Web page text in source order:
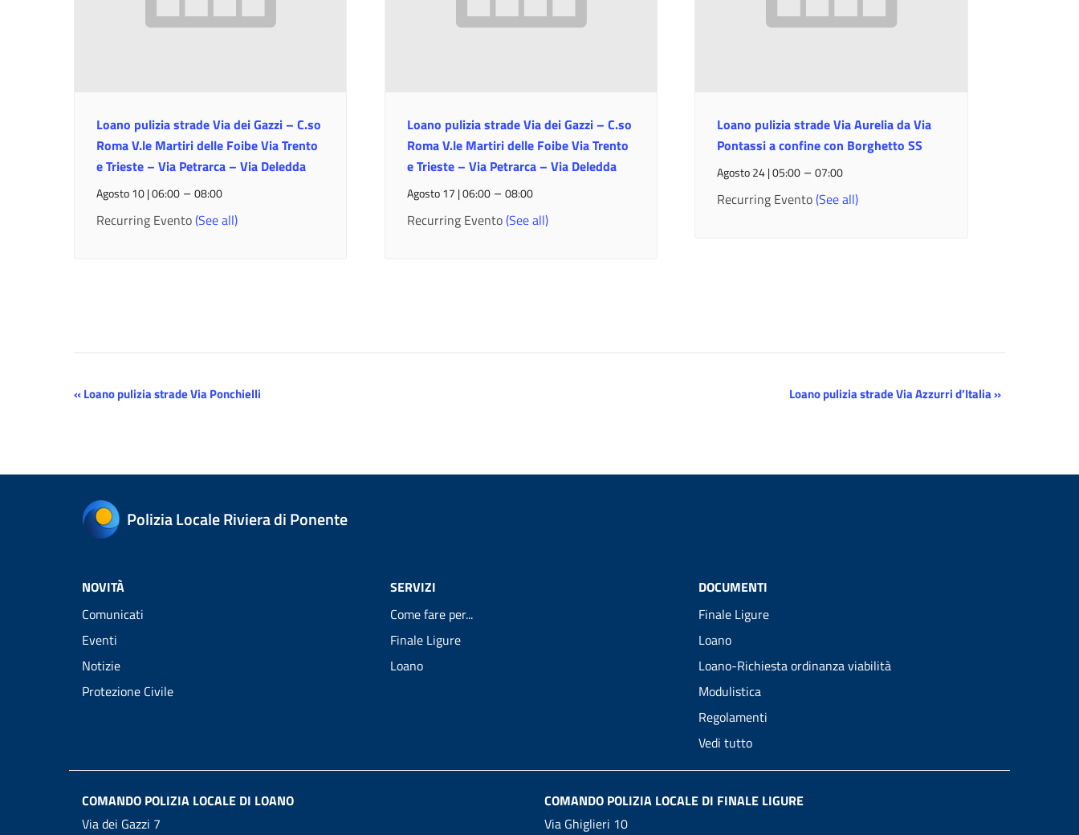
Loano pulizia strade Via dei Gazzi – C.so
Roma V.le Martiri delle Foibe Via Trento
e Trieste – Via Petrarca – Via Deledda
Agosto 10 | 06:00 –08:00
Recurring Evento(See all)
Loano pulizia strade Via dei Gazzi – C.so
Roma V.le Martiri delle Foibe Via Trento
e Trieste – Via Petrarca – Via Deledda
Agosto 17 | 06:00– 08:00
Recurring Evento(See all)
Loano pulizia strade Via Aurelia da Via
Pontassi a confine con Borghetto SS
Agosto 24 | 05:00 –07:00
Recurring Evento(See all)
Evento
«Loano pulizia strade Via Ponchielli Loano pulizia strade Via Azzurri d’Italia»
Polizia Locale Riviera di Ponente
NOVITÀ
Comunicati
Eventi
Notizie
Protezione Civile
SERVIZI
Come fare per...
Finale Ligure
Loano
DOCUMENTI
Finale Ligure
Loano
Loano-Richiesta ordinanza viabilità
Modulistica
Regolamenti
Vedi tutto
COMANDO POLIZIA LOCALE DI LOANO
Via dei Gazzi 7
COMANDO POLIZIA LOCALE DI FINALE LIGURE
Via Ghiglieri 10